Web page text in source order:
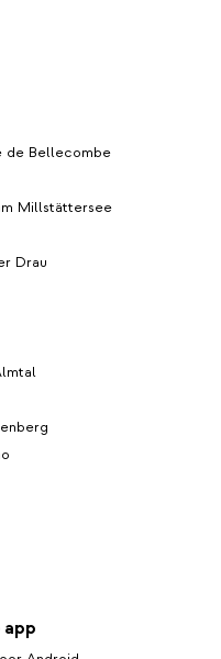
de Bellecombe
Millstättersee
Drau
app